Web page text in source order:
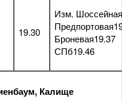
19.30
Изм.
Броневая19.37
СПб19.46
Калище